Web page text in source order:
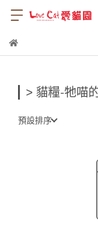
> 貓糧-牠喵
預設排序